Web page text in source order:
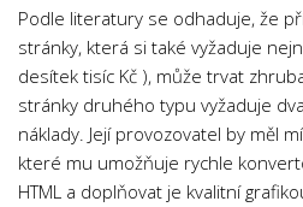
Marketing
Němčina
Občanská nauka
Pedagogika
Právo
Podle literatury se odhaduje, že
stránky, která si také vyžaduje
desítek tisíc Kč ), může trvat
stránky druhého typu vyžaduje
náklady. Její provozovatel by měl
které mu umožňuje rychle
HTML a doplňovat je kvalitní